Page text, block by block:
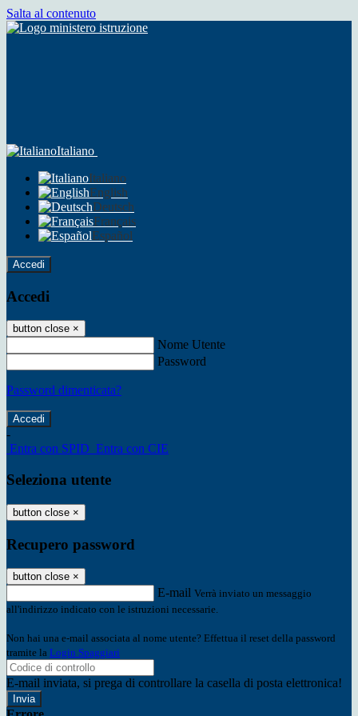
Salta al contenuto
Italiano
Italiano
English
Deutsch
Français
Español
Accedi
Accedi
button close ×
Nome Utente
Password
Password dimenticata?
-
Entra con SPID Entra con CIE
Seleziona utente
button close ×
Recupero password
button close ×
E-mail Verrà inviato un messaggio
all'indirizzo indicato con le istruzioni necessarie.
Non hai una e-mail associata al nome utente? Effettua il reset della password
tramite la Login Spaggiari
E-mail inviata, si prega di controllare la casella di posta elettronica!